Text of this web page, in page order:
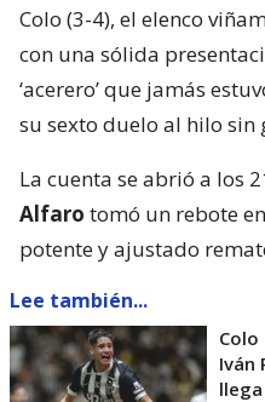
Colo (3-4), el elenco
con una sólida
‘acerero’ que jamás
su sexto duelo al hilo sin
La cuenta se abrió a los
Alfaro tomó un rebote
potente y ajustado
Lee también...
Iván